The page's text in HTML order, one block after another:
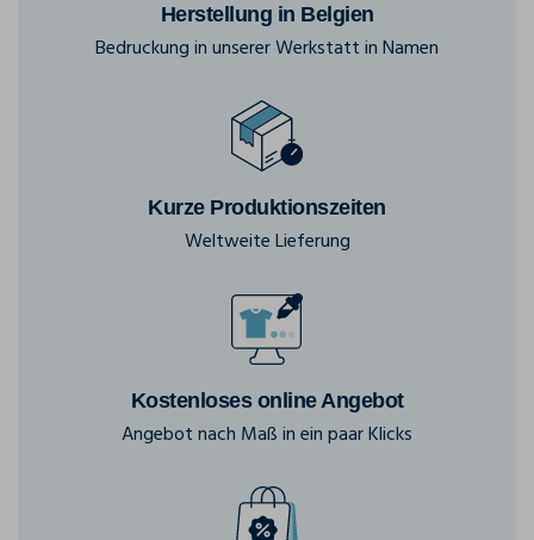
Herstellung in Belgien
Bedruckung in unserer Werkstatt in Namen
Kurze Produktionszeiten
Weltweite Lieferung
Kostenloses online Angebot
Angebot nach Maß in ein paar Klicks